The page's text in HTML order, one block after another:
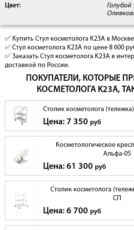
Цвет:
Голубой
✅ Купить Стул косметолога K23A в
✅ Стул косметолога K23A по цене 8 600
✅ Заказать Стул косметолога K23A в
доставкой по России.
ПОКУПАТЕЛИ, КОТОРЫЕ
КОСМЕТОЛОГА K23A,
Столик косметолога
Цена: 7 350 руб
Косметологическое
Альфа-05
Цена: 61 300 руб
Столик косметолога
СП
Цена: 6 700 руб